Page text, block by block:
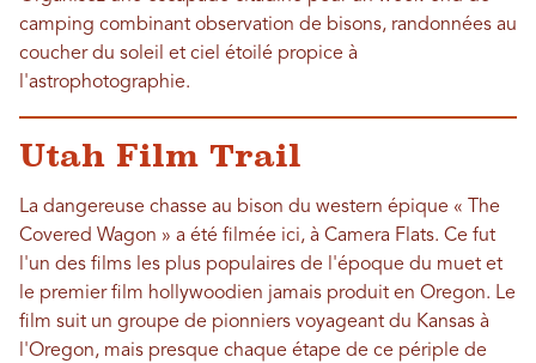
camping combinant observation de bisons, randonnées au
coucher du soleil et ciel étoilé propice à
l'astrophotographie.
Utah Film Trail
La dangereuse chasse au bison du western épique « The
Covered Wagon » a été filmée ici, à Camera Flats. Ce fut
l'un des films les plus populaires de l'époque du muet et
le premier film hollywoodien jamais produit en Oregon. Le
film suit un groupe de pionniers voyageant du Kansas à
l'Oregon, mais presque chaque étape de ce périple de